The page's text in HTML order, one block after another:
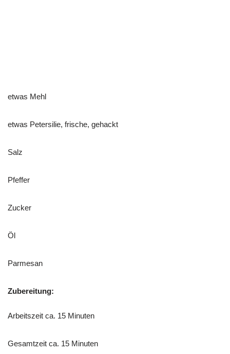
etwas Mehl
etwas Petersilie, frische, gehackt
Salz
Pfeffer
Zucker
Öl
Parmesan
Zubereitung:
Arbeitszeit ca. 15 Minuten
Gesamtzeit ca. 15 Minuten